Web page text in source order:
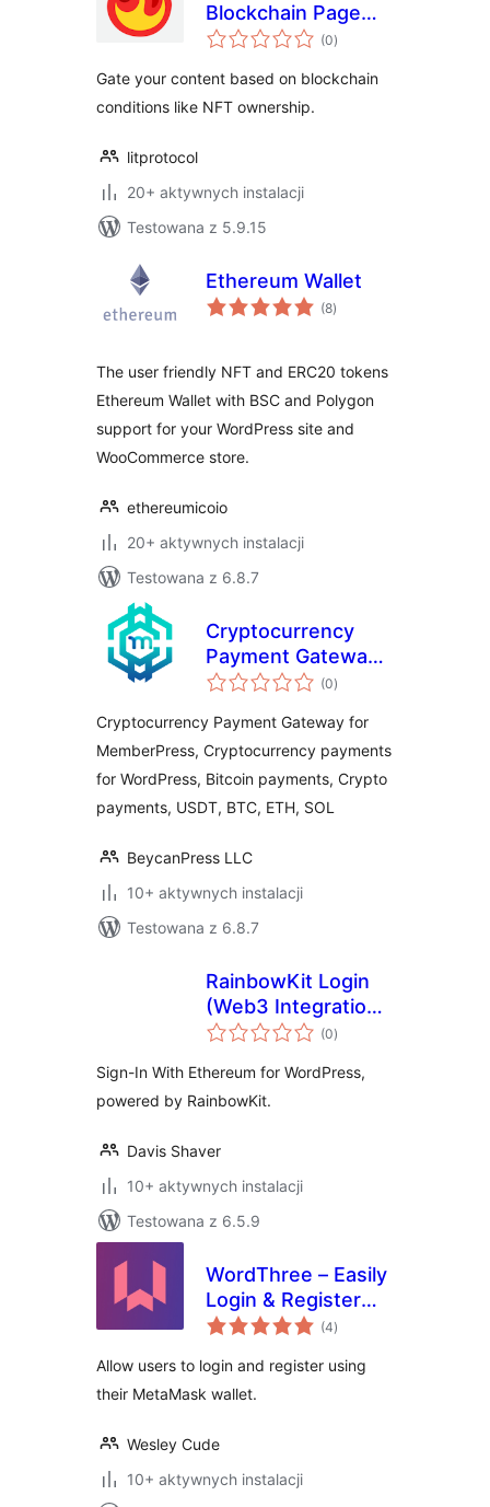
Blockchain Page
Gating
(0wszystkich
ocen
)
Gate your content based on blockchain
conditions like NFT ownership.
litprotocol
20+ aktywnych instalacji
Testowana z 5.9.15
Ethereum Wallet
(8wszystkich
ocen
)
The user friendly NFT and ERC20 tokens
Ethereum Wallet with BSC and Polygon
support for your WordPress site and
WooCommerce store.
ethereumicoio
20+ aktywnych instalacji
Testowana z 6.8.7
Cryptocurrency
Payment Gateway
for MemberPress
(0wszystkich
ocen
)
Cryptocurrency Payment Gateway for
MemberPress, Cryptocurrency payments
for WordPress, Bitcoin payments, Crypto
payments, USDT, BTC, ETH, SOL
BeycanPress LLC
10+ aktywnych instalacji
Testowana z 6.8.7
RainbowKit Login
(Web3 Integration
for Sign-In With
(0wszystkich
ocen
)
Sign-In With Ethereum for WordPress,
powered by RainbowKit.
Davis Shaver
10+ aktywnych instalacji
Testowana z 6.5.9
WordThree – Easily
Login & Register
Using Your
(4wszystkich
ocen
)
Allow users to login and register using
their MetaMask wallet.
Wesley Cude
10+ aktywnych instalacji